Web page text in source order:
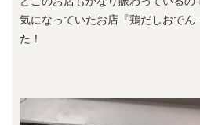
気になっていたお店『鶏だしおでん
た！